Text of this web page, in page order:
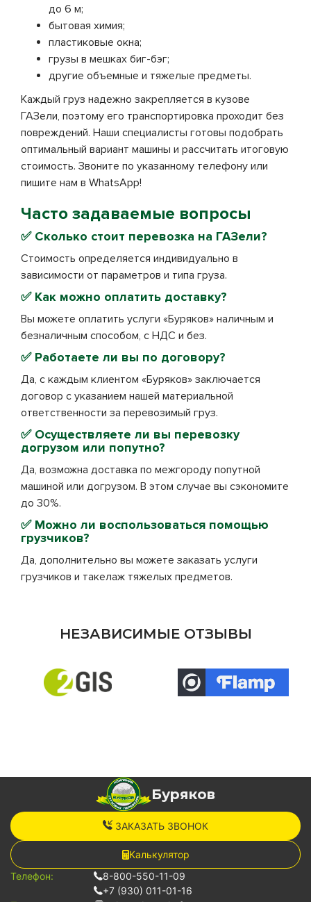
до 6 м;
бытовая химия;
пластиковые окна;
грузы в мешках биг-бэг;
другие объемные и тяжелые предметы.
Каждый груз надежно закрепляется в кузове
ГАЗели, поэтому его транспортировка проходит без
повреждений. Наши специалисты готовы подобрать
оптимальный вариант машины и рассчитать итоговую
стоимость. Звоните по указанному телефону или
пишите нам в WhatsApp!
Часто задаваемые вопросы
✅ Сколько стоит перевозка на ГАЗели?
Стоимость определяется индивидуально в
зависимости от параметров и типа груза.
✅ Как можно оплатить доставку?
Вы можете оплатить услуги «Буряков» наличным и
безналичным способом, с НДС и без.
✅ Работаете ли вы по договору?
Да, с каждым клиентом «Буряков» заключается
договор с указанием нашей материальной
ответственности за перевозимый груз.
✅ Осуществляете ли вы перевозку
догрузом или попутно?
Да, возможна доставка по межгороду попутной
машиной или догрузом. В этом случае вы сэкономите
до 30%.
✅ Можно ли воспользоваться помощью
грузчиков?
Да, дополнительно вы можете заказать услуги
грузчиков и такелаж тяжелых предметов.
НЕЗАВИСИМЫЕ ОТЗЫВЫ
Буряков
ЗАКАЗАТЬ ЗВОНОК
Калькулятор
Телефон:
8-800-550-11-09
+7 (930) 011-01-16